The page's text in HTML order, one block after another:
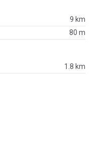
9 km
80 m
1.8 km